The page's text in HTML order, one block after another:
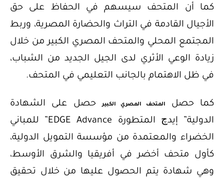
كما أن المتحف سيسهم في الحفاظ على حق
الأجيال القادمة في التراث والحضارة المصرية، وربط
المجتمع المحلي والمتحف المصري الكبير من خلال
زيادة الوعي الأثري لدى الجيل الجديد من الشباب،
في ظل الاهتمام بالجانب التعليمي في المتحف.
كما حصل المتحف المصري الكبيرحصل على الشهادة
الدولية” إيدچ المتطورة EDGE Advance” للمباني
الخضراء والمعتمدة من مؤسسة التمويل الدولية،
كأول متحف أخضر في أفريقيا والشرق الأوسط،
وهي شهادة يتم الحصول عليها من خلال تحقيق